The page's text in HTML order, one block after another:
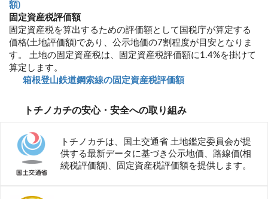
額)
固定資産税評価額
固定資産税を算出するための評価額として国税庁が算定する
価格(土地評価額)であり、公示地価の7割程度が目安となりま
す。 土地の固定資産税は、固定資産税評価額に1.4%を掛けて
算定します。
箱根登山鉄道鋼索線の固定資産税評価額
トチノカチの安心・安全への取り組み
トチノカチは、国土交通省 土地鑑定委員会が提
供する最新データに基づき公示地価、路線価(相
続税評価額)、固定資産税評価額を提供します。